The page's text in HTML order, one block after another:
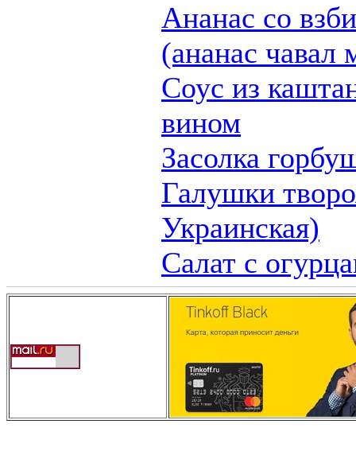
Ананас со
(ананас чавал
Соус из
вином
Засолка
Галушки
Украинская)
Салат с